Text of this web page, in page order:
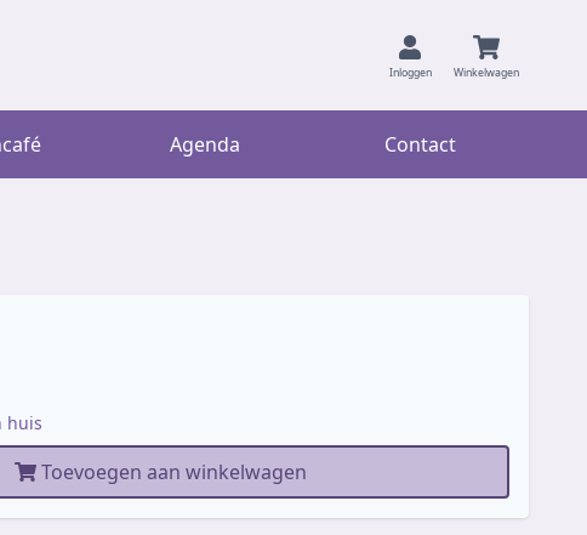
Inloggen Winkelwagen
Agenda Contact
huis
Toevoegen aan winkelwagen